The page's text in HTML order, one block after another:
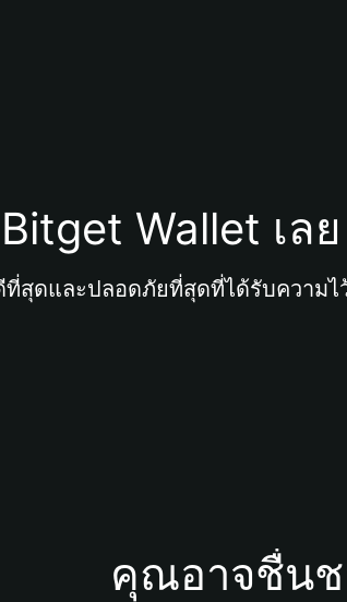
Wallet เลย
สุดและปลอดภัยที่สุดที่ได้รับความไ
คุณอาจชื่นช